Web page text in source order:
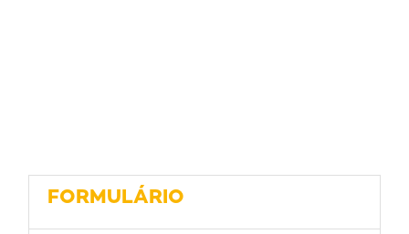
FORMULÁRIO